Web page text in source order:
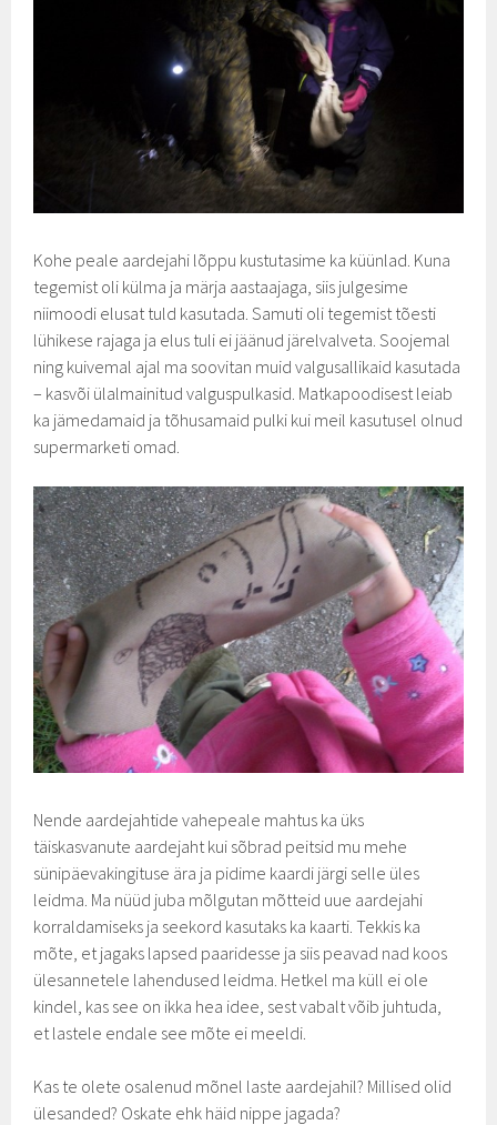
Kohe peale aardejahi lõppu kustutasime ka küünlad. Kuna
tegemist oli külma ja märja aastaajaga, siis julgesime
niimoodi elusat tuld kasutada. Samuti oli tegemist tõesti
lühikese rajaga ja elus tuli ei jäänud järelvalveta. Soojemal
ning kuivemal ajal ma soovitan muid valgusallikaid kasutada
– kasvõi ülalmainitud valguspulkasid. Matkapoodisest leiab
ka jämedamaid ja tõhusamaid pulki kui meil kasutusel olnud
supermarketi omad.
Nende aardejahtide vahepeale mahtus ka üks
täiskasvanute aardejaht kui sõbrad peitsid mu mehe
sünipäevakingituse ära ja pidime kaardi järgi selle üles
leidma. Ma nüüd juba mõlgutan mõtteid uue aardejahi
korraldamiseks ja seekord kasutaks ka kaarti. Tekkis ka
mõte, et jagaks lapsed paaridesse ja siis peavad nad koos
ülesannetele lahendused leidma. Hetkel ma küll ei ole
kindel, kas see on ikka hea idee, sest vabalt võib juhtuda,
et lastele endale see mõte ei meeldi.
Kas te olete osalenud mõnel laste aardejahil? Millised olid
ülesanded? Oskate ehk häid nippe jagada?